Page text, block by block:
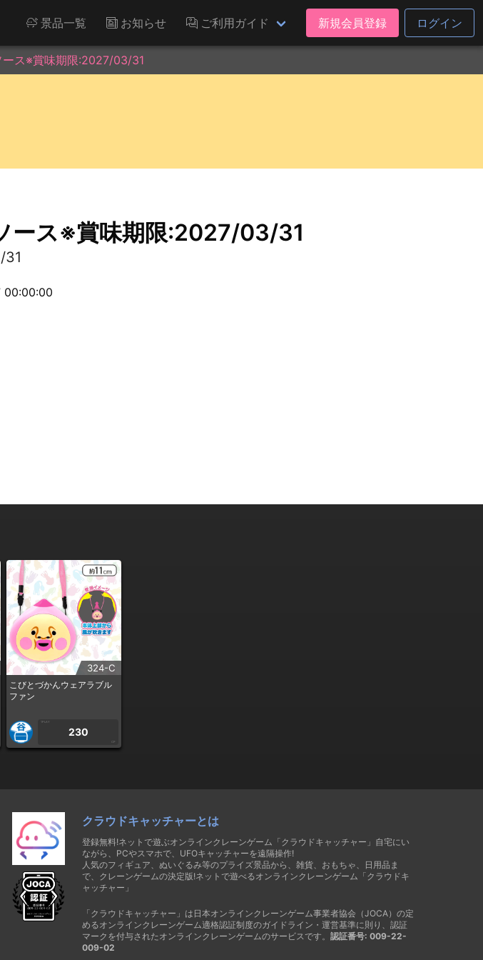
景品一覧 お知らせ ご利用ガイド 新規会員登録 ログイン
ース※賞味期限:2027/03/31
ース※賞味期限:2027/03/31
31
00:00:00
324-C
こびとづかんウェアラブル
ファン
1PLAY
230
CP
クラウドキャッチャーとは
登録無料!ネットで遊ぶオンラインクレーンゲーム「クラウドキャッチャー」自宅にい
ながら、PCやスマホで、UFOキャッチャーを遠隔操作!
人気のフィギュア、ぬいぐるみ等のプライズ景品から、雑貨、おもちゃ、日用品ま
で、クレーンゲームの決定版!ネットで遊べるオンラインクレーンゲーム「クラウドキ
ャッチャー」
「クラウドキャッチャー」は日本オンラインクレーンゲーム事業者協会（JOCA）の定
めるオンラインクレーンゲーム適格認証制度のガイドライン・運営基準に則り、認証
マークを付与されたオンラインクレーンゲームのサービスです。 認証番号: 009-22-
009-02